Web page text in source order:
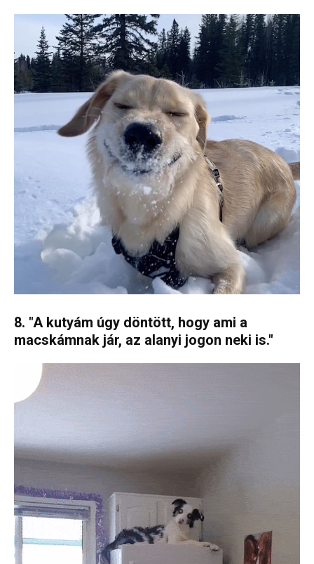
8. "A kutyám úgy döntött, hogy ami a
macskámnak jár, az alanyi jogon neki is."